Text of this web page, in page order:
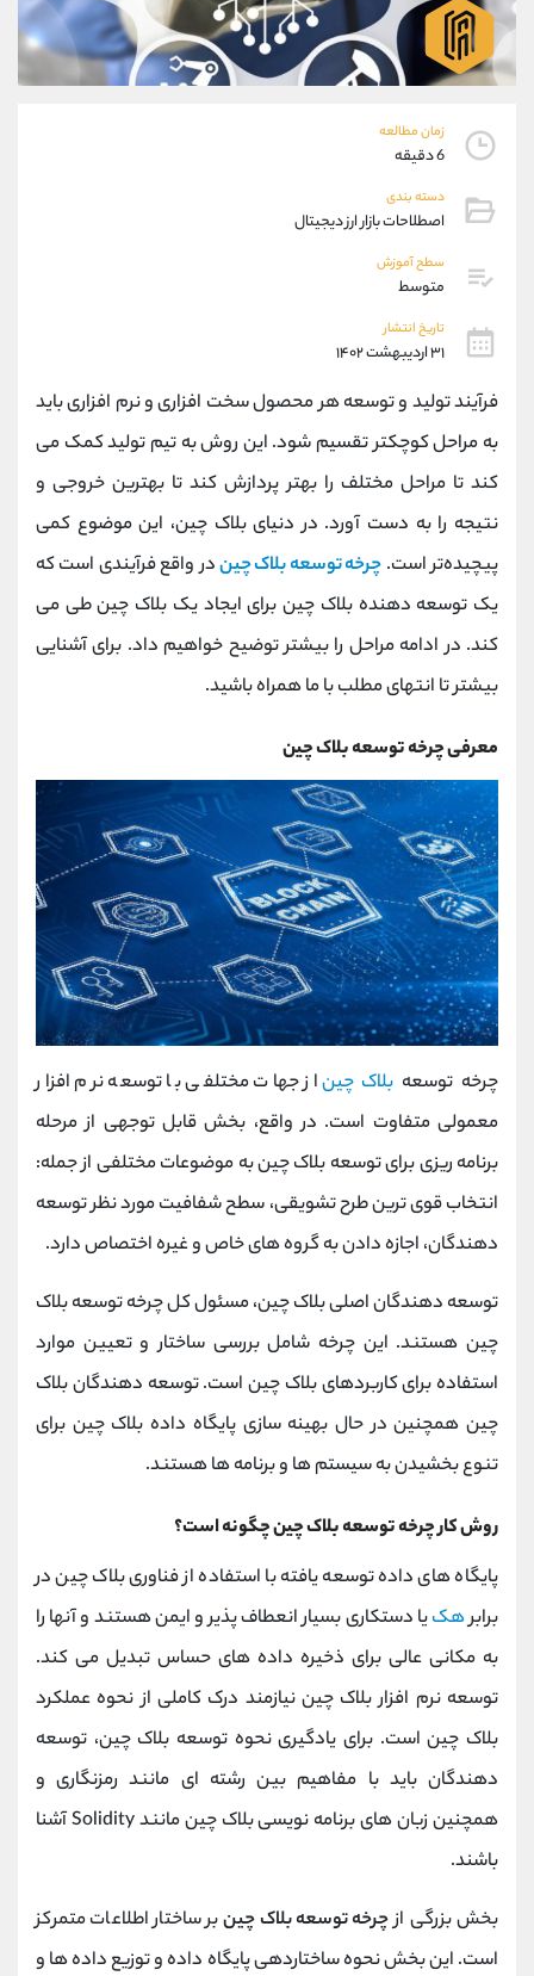
زمان مطالعه
6 دقیقه
دسته بندی
اصطلاحات بازار ارز دیجیتال
سطح آموزش
متوسط
تاریخ انتشار
۳۱ اردیبهشت ۱۴۰۲
فرآیند تولید و توسعه هر محصول سخت افزاری و نرم افزاری باید
به مراحل کوچکتر تقسیم شود. این روش به تیم تولید کمک می
کند تا مراحل مختلف را بهتر پردازش کند تا بهترین خروجی و
نتیجه را به دست آورد. در دنیای بلاک چین، این موضوع کمی
پیچیده‌تر است. چرخه توسعه بلاک چیندر واقع فرآیندی است که
یک توسعه دهنده بلاک چین برای ایجاد یک بلاک چین طی می
کند. در ادامه مراحل را بیشتر توضیح خواهیم داد. برای آشنایی
بیشتر تا انتهای مطلب با ما همراه باشید.
معرفی چرخه توسعه بلاک چین
چرخه توسعه بلاک چیناز جهات مختلفی با توسعه نرم افزار
معمولی متفاوت است. در واقع، بخش قابل توجهی از مرحله
برنامه ریزی برای توسعه بلاک چین به موضوعات مختلفی از جمله:
انتخاب قوی ترین طرح تشویقی، سطح شفافیت مورد نظر توسعه
دهندگان، اجازه دادن به گروه های خاص و غیره اختصاص دارد.
توسعه دهندگان اصلی بلاک چین، مسئول کل چرخه توسعه بلاک
چین هستند. این چرخه شامل بررسی ساختار و تعیین موارد
استفاده برای کاربردهای بلاک چین است. توسعه دهندگان بلاک
چین همچنین در حال بهینه سازی پایگاه داده بلاک چین برای
تنوع بخشیدن به سیستم ها و برنامه ها هستند.
روش کار چرخه توسعه بلاک چین چگونه است؟
پایگاه های داده توسعه یافته با استفاده از فناوری بلاک چین در
برابرهکیا دستکاری بسیار انعطاف پذیر و ایمن هستند و آنها را
به مکانی عالی برای ذخیره داده های حساس تبدیل می کند.
توسعه نرم افزار بلاک چین نیازمند درک کاملی از نحوه عملکرد
بلاک چین است. برای یادگیری نحوه توسعه بلاک چین، توسعه
دهندگان باید با مفاهیم بین رشته ای مانند رمزنگاری و
همچنین زبان های برنامه نویسی بلاک چین مانند Solidity آشنا
باشند.
بخش بزرگی ازچرخه توسعه بلاک چینبر ساختار اطلاعات متمرکز
است. این بخش نحوه ساختاردهی پایگاه داده و توزیع داده ها و
09194198792
واتساپ شروع گفتگو
تلگرام @Armteam_admin_33
پشتیبان فروش
موبایل
واتساپ
داخلی
اطلاعات تماس (دفتر فروش)
تلفن 021-22021030
بدون پیش شماره 90001030
اینستاگرام @alireza.mehrabii
کانال تلگرام @alirezamehrabi_com